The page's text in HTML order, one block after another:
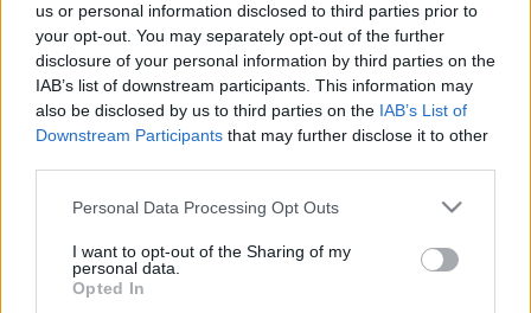
us or personal information disclosed to third parties prior to
your opt-out. You may separately opt-out of the further
disclosure of your personal information by third parties on the
IAB’s list of downstream participants. This information may
also be disclosed by us to third parties on the IAB’s List of
Downstream Participants that may further disclose it to other
Please note that this website/app uses one or more Google
not limited to your visit or usage behaviour. You may click to
grant or deny consent to Google and its third-party tags to
use your data for below specified purposes in below Google
Personal Data Processing Opt Outs
I want to opt-out of the Sharing of my
personal data.
Opted In